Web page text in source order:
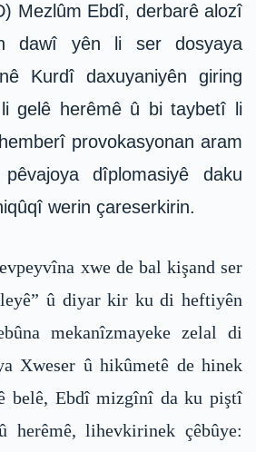
Mezlûm Ebdî, derbarê alozî
dawî yên li ser dosyaya
Kurdî daxuyaniyên giring
gelê herêmê û bi taybetî li
provokasyonan aram
dîplomasiyê daku
werin çareserkirin.
xwe de bal kişand ser
û diyar kir ku di heftiyên
mekanîzmayeke zelal di
Xweser û hikûmetê de hinek
belê, Ebdî mizgînî da ku piştî
herêmê, lihevkirinek çêbûye: